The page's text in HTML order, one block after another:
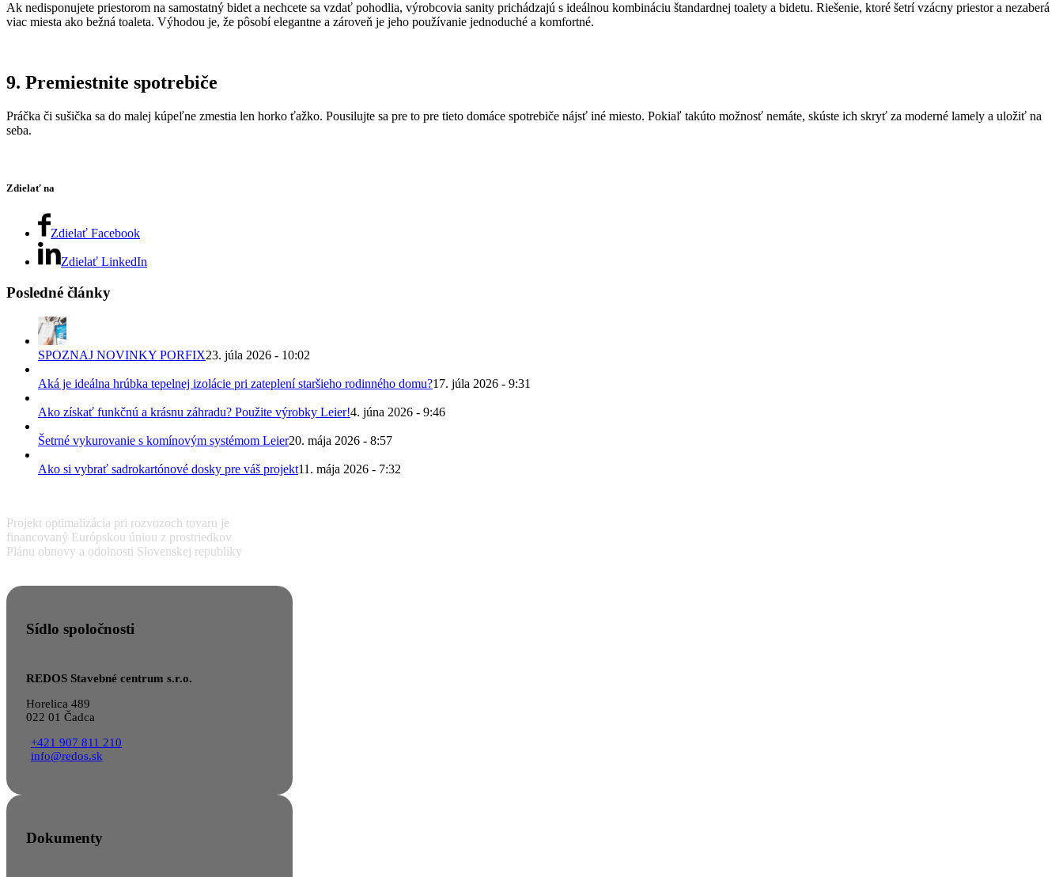
Ak nedisponujete priestorom na samostatný bidet a nechcete sa vzdať pohodlia, výrobcovia sanity prichádzajú s ideálnou kombináciu štandardnej toalety a bidetu. Riešenie, ktoré šetrí vzácny priestor a nezaberá
viac miesta ako bežná toaleta. Výhodou je, že pôsobí elegantne a zároveň je jeho používanie jednoduché a komfortné.
9. Premiestnite spotrebiče
Práčka či sušička sa do malej kúpeľne zmestia len horko ťažko. Pousilujte sa pre to pre tieto domáce spotrebiče nájsť iné miesto. Pokiaľ takúto možnosť nemáte, skúste ich skryť za moderné lamely a uložiť na
seba.
Zdielať na
Zdielať Facebook
Zdielať LinkedIn
Posledné články
SPOZNAJ NOVINKY PORFIX23. júla 2026 - 10:02
Aká je ideálna hrúbka tepelnej izolácie pri zateplení staršieho rodinného domu?17. júla 2026 - 9:31
Ako získať funkčnú a krásnu záhradu? Použite výrobky Leier!4. júna 2026 - 9:46
Šetrné vykurovanie s komínovým systémom Leier20. mája 2026 - 8:57
Ako si vybrať sadrokartónové dosky pre váš projekt11. mája 2026 - 7:32
Projekt optimalizácia pri rozvozoch tovaru je
financovaný Európskou úniou z prostriedkov
Plánu obnovy a odolnosti Slovenskej republiky
Sídlo spoločnosti
REDOS Stavebné centrum s.r.o.
Horelica 489
022 01 Čadca
+421 907 811 210
info@redos.sk
Dokumenty